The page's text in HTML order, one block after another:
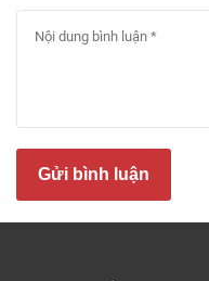
– Ván nhựa Hàn
nhựa dán keo được
– Bề mặt thiết kế
lạ mắt, không trơn
Gửi bình luận